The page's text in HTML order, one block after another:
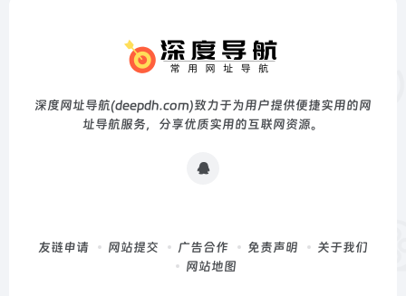
深度网址导航(deepdh.com)致力于为用户提供便捷实用的网
址导航服务，分享优质实用的互联网资源。
友链申请 网站提交 广告合作 免责声明
关于我们
网站地图